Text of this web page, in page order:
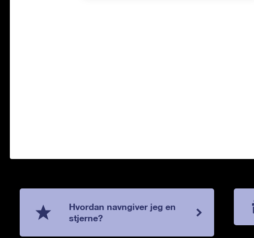
Hvordan navngiver jeg en
stjerne?